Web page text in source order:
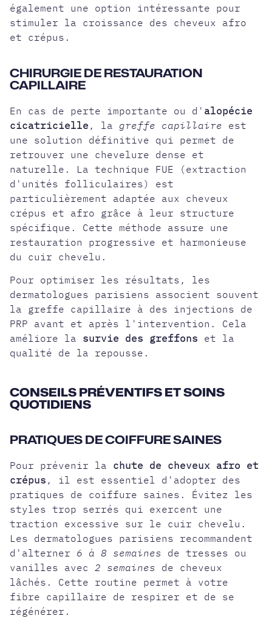
également une option intéressante pour
stimuler la croissance des cheveux afro
et crépus.
CHIRURGIE DE RESTAURATION
CAPILLAIRE
En cas de perte importante ou d' alopécie
cicatricielle , la greffe capillaire est
une solution définitive qui permet de
retrouver une chevelure dense et
naturelle. La technique FUE (extraction
d'unités folliculaires) est
particulièrement adaptée aux cheveux
crépus et afro grâce à leur structure
spécifique. Cette méthode assure une
restauration progressive et harmonieuse
du cuir chevelu.
Pour optimiser les résultats, les
dermatologues parisiens associent souvent
la greffe capillaire à des injections de
PRP avant et après l'intervention. Cela
améliore la survie des greffons et la
qualité de la repousse.
CONSEILS PRÉVENTIFS ET SOINS
QUOTIDIENS
PRATIQUES DE COIFFURE SAINES
Pour prévenir la chute de cheveux afro et
crépus , il est essentiel d'adopter des
pratiques de coiffure saines. Évitez les
styles trop serrés qui exercent une
traction excessive sur le cuir chevelu.
Les dermatologues parisiens recommandent
d'alterner 6 à 8 semaines de tresses ou
vanilles avec 2 semaines de cheveux
lâchés. Cette routine permet à votre
fibre capillaire de respirer et de se
régénérer.